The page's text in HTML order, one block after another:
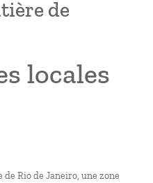
de
locales
Rio de Janeiro, une zone